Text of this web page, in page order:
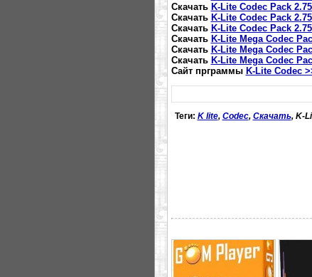
Скачать K-Lite Codec Pack
Скачать K-Lite Codec Pack
Скачать K-Lite Codec Pack
Скачать K-Lite Mega Codec
Скачать K-Lite Mega Codec
Скачать K-Lite Mega Codec
Сайт прграммы K-Lite Codec
Теги: K lite, Codec, Скачать, K-